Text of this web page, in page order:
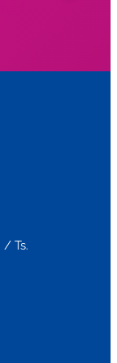
Dyskalkulie.
/ Ts.